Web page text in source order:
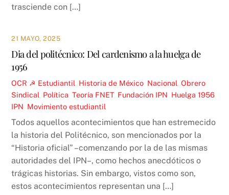
trasciende con […]
21 MAYO, 2025
Dia del politécnico: Del cardenismo a la huelga de
1956
OCR ☭ Estudiantil Historia de México Nacional ,Obrero
Sindical Política ,Teoría FNET, Fundación IPN Huelga 1956
IPN Movimiento estudiantil
Todos aquellos acontecimientos que han estremecido
la historia del Politécnico, son mencionados por la
“Historia oficial” –comenzando por la de las mismas
autoridades del IPN–, como hechos anecdóticos o
trágicas historias. Sin embargo, vistos como son,
estos acontecimientos representan una […]